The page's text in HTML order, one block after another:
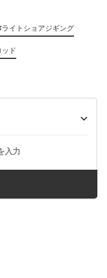
ライトショアジギング
ド